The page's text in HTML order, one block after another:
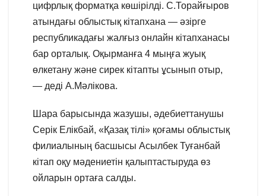
цифрлық форматқа көшірілді. С.Торайғыров
атындағы облыстық кітапхана — әзірге
республикадағы жалғыз онлайн кітапханасы
бар орталық. Оқырманға 4 мыңға жуық
өлкетану және сирек кітапты ұсынып отыр,
— деді А.Мәлікова.
Шара барысында жазушы, әдебиеттанушы
Серік Елікбай, «Қазақ тілі» қоғамы облыстық
филиалының басшысы Асылбек Туғанбай
кітап оқу мәдениетін қалыптастыруда өз
ойларын ортаға салды.